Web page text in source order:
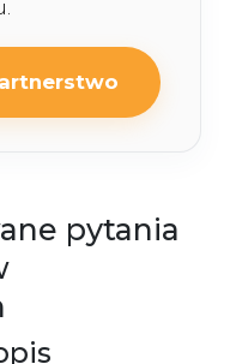
pytania